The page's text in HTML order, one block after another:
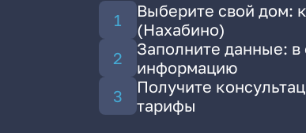
Выберите свой дом:
(Нахабино)
Заполните данные:
информацию
Получите
тарифы